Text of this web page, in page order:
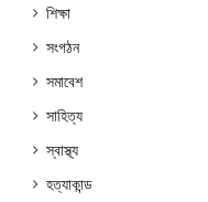
শিক্ষা
সংগঠন
সমাবেশ
সাহিত্য
স্বাস্থ্য
হত্যাকান্ড